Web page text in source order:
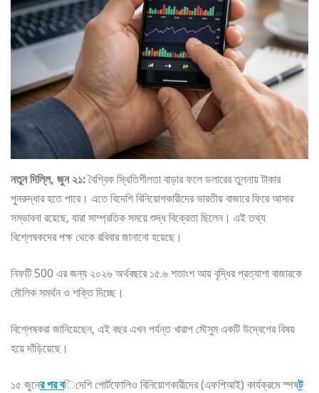
নতুন দিল্লি, জুন ২১:বৈশ্বিক স্থিতিশীলতা বাড়ার ফলে ডলারের তুলনায় টাকার
পুনরুদ্ধার হতে পারে। এতে বিদেশি বিনিয়োগকারীদের ভারতীয় বাজারে ফিরে আসার
সম্ভাবনা রয়েছে, যারা সাম্প্রতিক সময়ে শুদ্ধ বিক্রেতা ছিলেন। এই তথ্য
বিশ্লেষকদের পক্ষ থেকে রবিবার জানানো হয়েছে।
নিফটি 500 এর জন্য ২০২৬ অর্থবছরে ১৫.৬ শতাংশ আয় বৃদ্ধির প্রত্যাশা বাজারকে
মৌলিক সমর্থন ও শক্তি দিচ্ছে।
বিশ্লেষকরা জানিয়েছেন, এই বছর এখন পর্যন্ত খারাপ মৌসুম একটি উদ্বেগের বিষয়
হয়ে দাঁড়িয়েছে।
১৫ জুনের পর বিদেশি পোর্টফোলিও বিনিয়োগকারীদের (এফপিআই) কার্যক্রমে স্পষ্ট